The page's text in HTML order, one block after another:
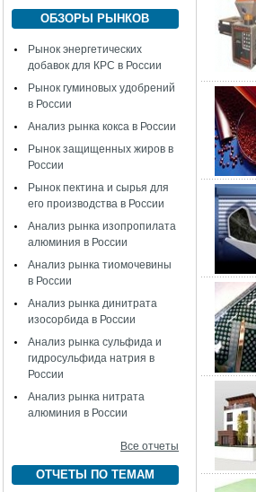
ОБЗОРЫ РЫНКОВ
Рынок энергетических
добавок для КРС в России
Рынок гуминовых удобрений
в России
Анализ рынка кокса в России
Рынок защищенных жиров в
России
Рынок пектина и сырья для
его производства в России
Анализ рынка изопропилата
алюминия в России
Анализ рынка тиомочевины
в России
Анализ рынка динитрата
изосорбида в России
Анализ рынка сульфида и
гидросульфида натрия в
России
Анализ рынка нитрата
алюминия в России
Все отчеты
ОТЧЕТЫ ПО ТЕМАМ